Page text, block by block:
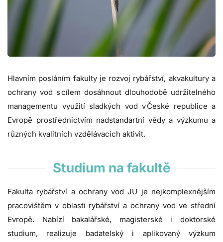
Hlavním posláním fakulty je rozvoj rybářství, akvakultury a
ochrany vod s cílem dosáhnout dlouhodobě udržitelného
managementu využití sladkých vod v České republice a
Evropě prostřednictvím nadstandartní vědy a výzkumu a
různých kvalitních vzdělávacích aktivit.
Studium na fakultě
Fakulta rybářství a ochrany vod JU je nejkomplexnějším
pracovištěm v oblasti rybářství a ochrany vod ve střední
Evropě. Nabízí bakalářské, magisterské i doktorské
studium, realizuje badatelský i aplikovaný výzkum